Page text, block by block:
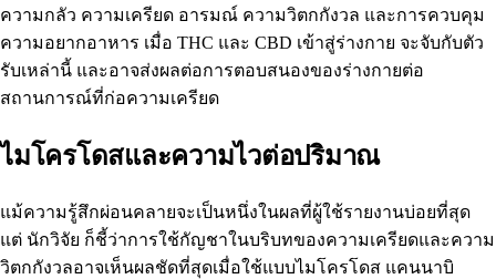
ความกลัว ความเครียด อารมณ์ ความวิตกกังวล และการควบคุม
ความอยากอาหาร เมื่อ THC และ CBD เข้าสู่ร่างกาย จะจับกับตัว
รับเหล่านี้ และอาจส่งผลต่อการตอบสนองของร่างกายต่อ
สถานการณ์ที่ก่อความเครียด
ไมโครโดสและความไวต่อปริมาณ
แม้ความรู้สึกผ่อนคลายจะเป็นหนึ่งในผลที่ผู้ใช้รายงานบ่อยที่สุด
แต่ นักวิจัย ก็ชี้ว่าการใช้กัญชาในบริบทของความเครียดและความ
วิตกกังวลอาจเห็นผลชัดที่สุดเมื่อใช้แบบไมโครโดส แคนนาบิ